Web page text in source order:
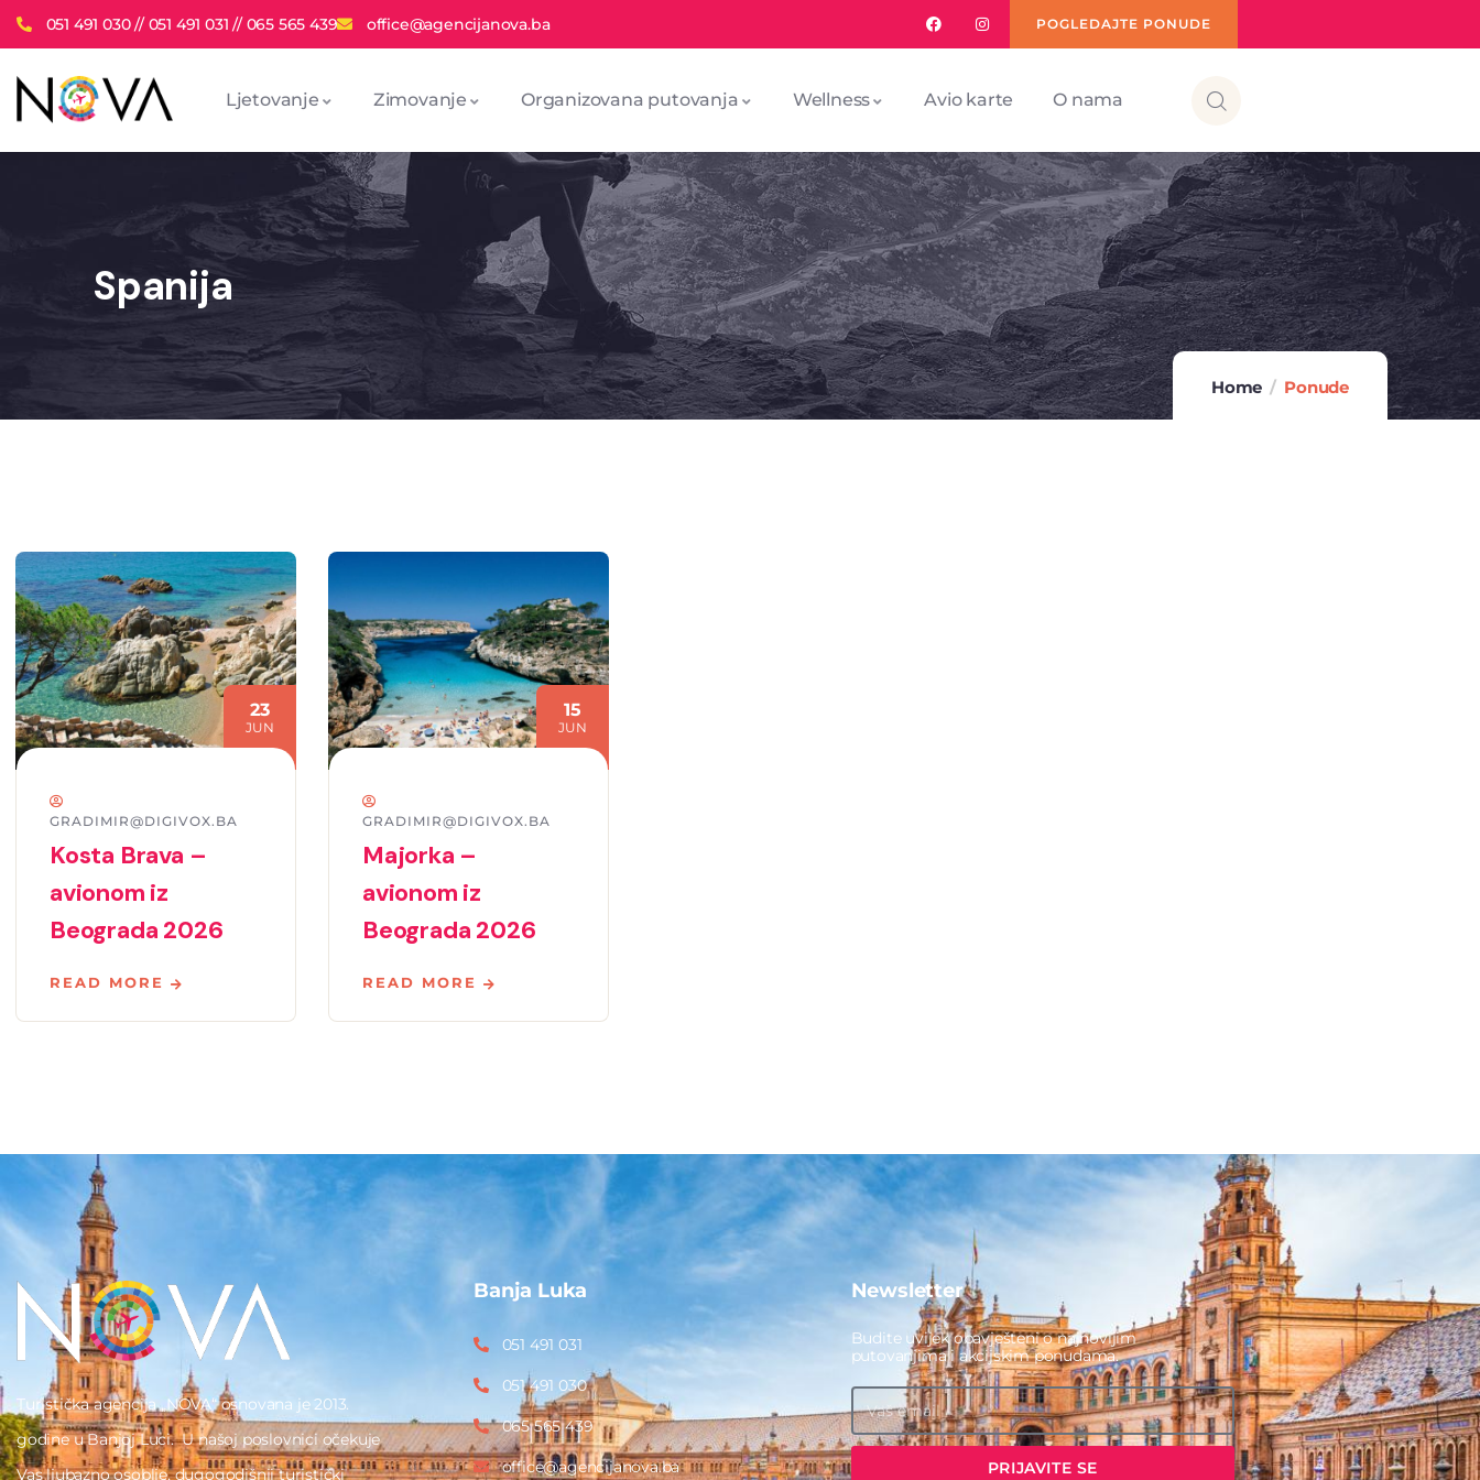
051 491 030 // 051 491 031 // 065 565 439 office@agencijanova.ba POGLEDAJTE PONUDE
Ljetovanje Zimovanje Organizovana putovanja Wellness Avio karte O nama
Spanija
Home Ponude
23
JUN
GRADIMIR@DIGIVOX.BA
Kosta Brava –
avionom iz
Beograda 2026
READ MORE
15
JUN
GRADIMIR@DIGIVOX.BA
Majorka –
avionom iz
Beograda 2026
READ MORE
Turistička agencija „NOVA“ osnovana je 2013.
godine u Banjoj Luci. U našoj poslovnici očekuje
Vas ljubazno osoblje, dugogodišnji turistički
Banja Luka
051 491 031
051 491 030
065 565 439
office@agencijanova.ba
Newsletter
Budite uvijek obavješteni o najnovijim
putovanjima i akcijskim ponudama.
PRIJAVITE SE